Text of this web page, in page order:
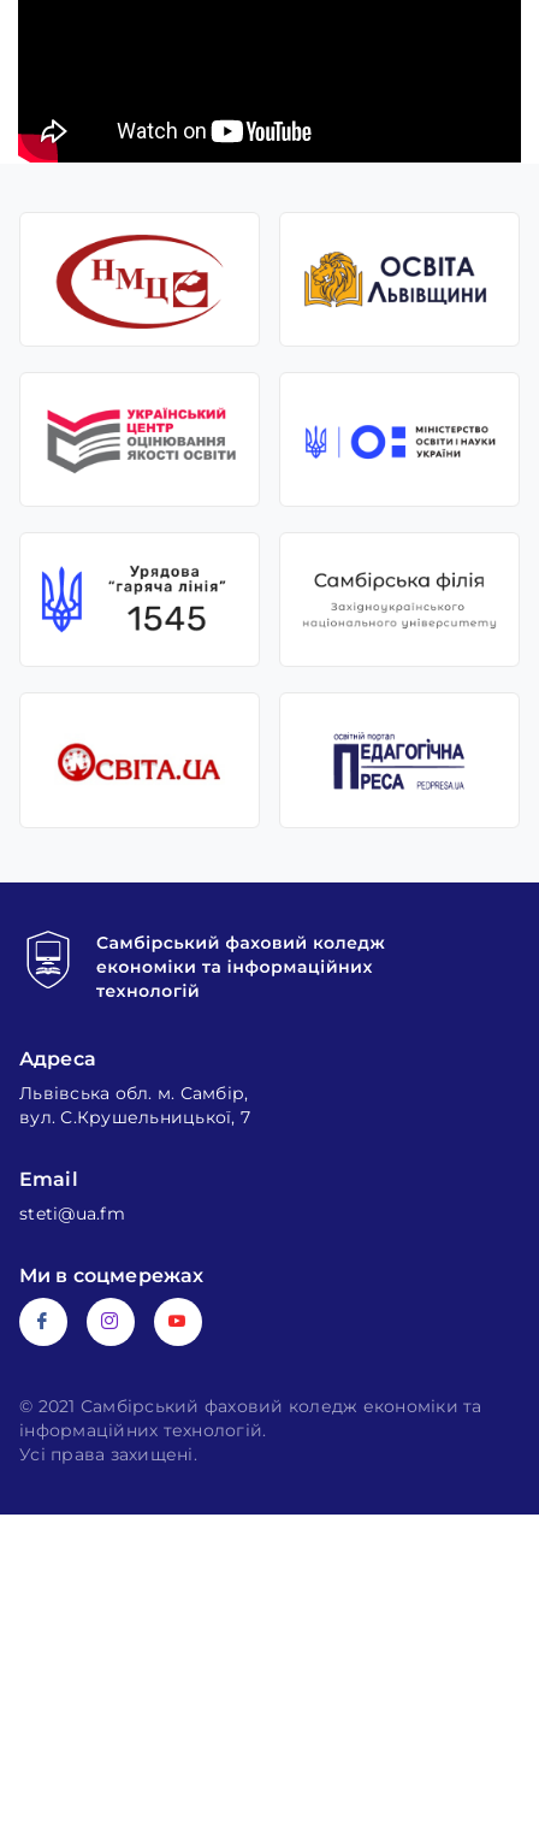
Адреса
Львівська обл. м. Самбір,
вул. С.Крушельницької, 7
Email
steti@ua.fm
Ми в соцмережах
© 2021 Самбірський фаховий коледж економіки та
інформаційних технологій.
Усі права захищені.